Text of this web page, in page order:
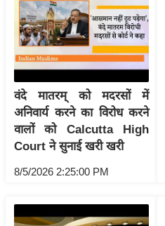
टी
फै
श
न
घ
रे
लू
स्खे
र्य
वंदे मातरम् को मदरसों में
अनिवार्य करने का विरोध करने
वालों को Calcutta High
Court ने सुनाई खरी खरी
8/5/2026 2:25:00 PM